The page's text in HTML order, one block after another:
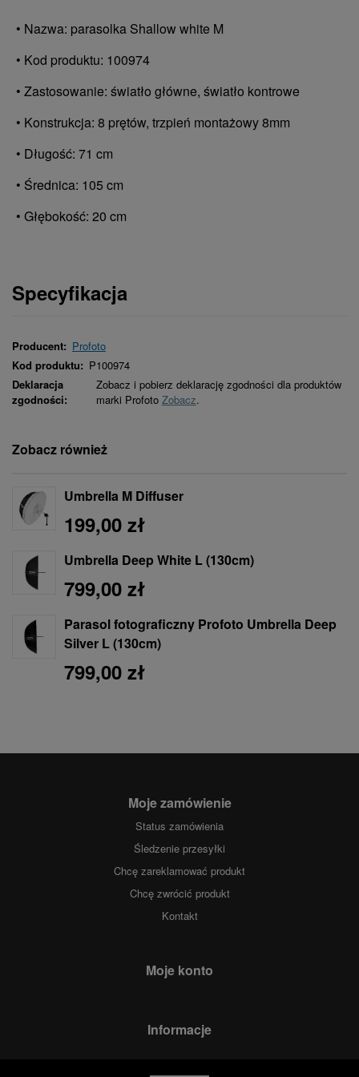
• Nazwa: parasolka Shallow white M
• Kod produktu: 100974
• Zastosowanie: światło główne, światło kontrowe
• Konstrukcja: 8 prętów, trzpień montażowy 8mm
• Długość: 71 cm
• Średnica: 105 cm
• Głębokość: 20 cm
Specyfikacja
Producent: Profoto
Kod produktu: P100974
Deklaracja
zgodności:
Zobacz i pobierz deklarację zgodności dla produktów
marki Profoto Zobacz.
Zobacz również
Umbrella M Diffuser
199,00 zł
Umbrella Deep White L (130cm)
799,00 zł
Parasol fotograficzny Profoto Umbrella Deep
Silver L (130cm)
799,00 zł
Moje zamówienie
Status zamówienia
Śledzenie przesyłki
Chcę zareklamować produkt
Chcę zwrócić produkt
Kontakt
Moje konto
Informacje